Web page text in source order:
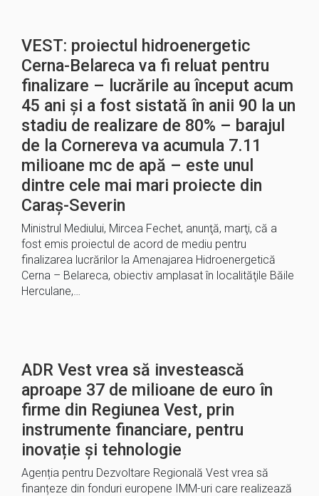
VEST: proiectul hidroenergetic
Cerna-Belareca va fi reluat pentru
finalizare – lucrările au început acum
45 ani și a fost sistată în anii 90 la un
stadiu de realizare de 80% – barajul
de la Cornereva va acumula 7.11
milioane mc de apă – este unul
dintre cele mai mari proiecte din
Caraș-Severin
Ministrul Mediului, Mircea Fechet, anunţă, marţi, că a
fost emis proiectul de acord de mediu pentru
finalizarea lucrărilor la Amenajarea Hidroenergetică
Cerna – Belareca, obiectiv amplasat în localităţile Băile
Herculane,…
ADR Vest vrea să investească
aproape 37 de milioane de euro în
firme din Regiunea Vest, prin
instrumente financiare, pentru
inovație și tehnologie
Agenția pentru Dezvoltare Regională Vest vrea să
finanțeze din fonduri europene IMM-uri care realizează